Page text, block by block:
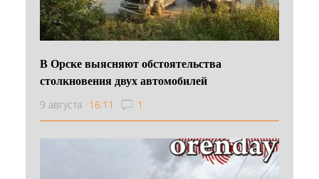
В Орске выясняют обстоятельства
столкновения двух автомобилей
9 августа 16:11 1